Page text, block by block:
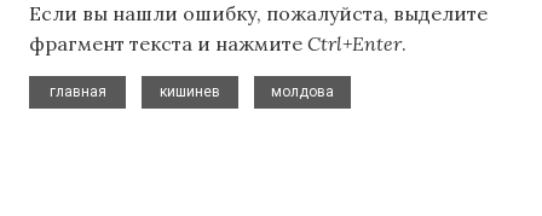
Если вы нашли ошибку, пожалуйста, выделите
фрагмент текста и нажмите Ctrl+Enter.
главная
кишинев
молдова